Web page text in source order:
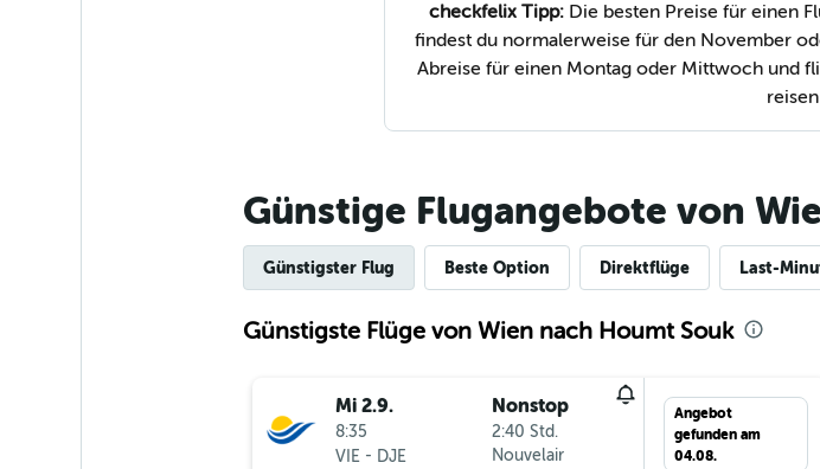
checkfelix Tipp:Die besten Preise für einen
findest du normalerweise für den November
Abreise für einen Montag oder Mittwoch und
Günstige Flugangebote von
Günstigster Flug Beste Option Direktflüge Last-
Günstigste Flüge von Wien nach Houmt Souk
Mi 2.9.
8:35
VIE - DJE
Nonstop
2:40 Std.
Nouvelair
Angebot
gefunden am
04.08.